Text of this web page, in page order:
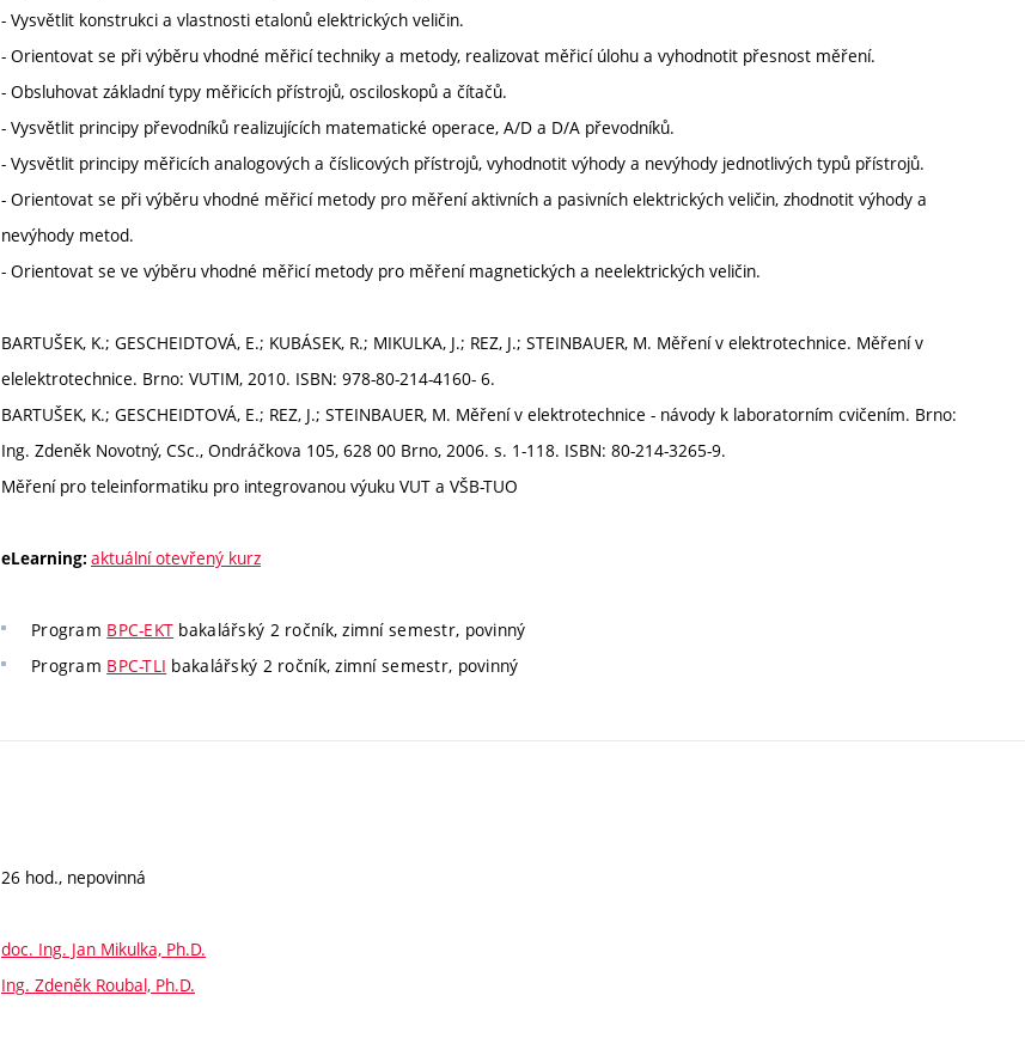
- Vysvětlit konstrukci a vlastnosti etalonů elektrických veličin.
- Orientovat se při výběru vhodné měřicí techniky a metody, realizovat měřicí úlohu a vyhodnotit přesnost měření.
- Obsluhovat základní typy měřicích přístrojů, osciloskopů a čítačů.
- Vysvětlit principy převodníků realizujících matematické operace, A/D a D/A převodníků.
- Vysvětlit principy měřicích analogových a číslicových přístrojů, vyhodnotit výhody a nevýhody jednotlivých typů přístrojů.
- Orientovat se při výběru vhodné měřicí metody pro měření aktivních a pasivních elektrických veličin, zhodnotit výhody a
nevýhody metod.
- Orientovat se ve výběru vhodné měřicí metody pro měření magnetických a neelektrických veličin.
BARTUŠEK, K.; GESCHEIDTOVÁ, E.; KUBÁSEK, R.; MIKULKA, J.; REZ, J.; STEINBAUER, M. Měření v elektrotechnice. Měření v
elelektrotechnice. Brno: VUTIM, 2010. ISBN: 978-80-214-4160- 6.
BARTUŠEK, K.; GESCHEIDTOVÁ, E.; REZ, J.; STEINBAUER, M. Měření v elektrotechnice - návody k laboratorním cvičením. Brno:
Ing. Zdeněk Novotný, CSc., Ondráčkova 105, 628 00 Brno, 2006. s. 1-118. ISBN: 80-214-3265-9.
Měření pro teleinformatiku pro integrovanou výuku VUT a VŠB-TUO
eLearning: aktuální otevřený kurz
Program BPC-EKT bakalářský 2 ročník, zimní semestr, povinný
Program BPC-TLI bakalářský 2 ročník, zimní semestr, povinný
26 hod., nepovinná
doc. Ing. Jan Mikulka, Ph.D.
Ing. Zdeněk Roubal, Ph.D.